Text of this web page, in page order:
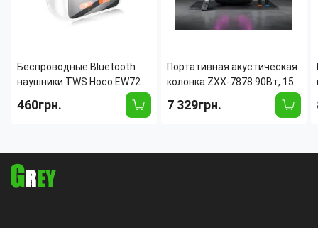
Беспроводные Bluetooth
наушники TWS Hoco EW72
дисплеем на кейсе (для iOS
460грн.
Портативная акустическая
колонка ZXX-7878 90Вт, 15",
Bluetooth, TWS, Караоке, 2
радиомикрофона, FM, RGB-
7 329грн.